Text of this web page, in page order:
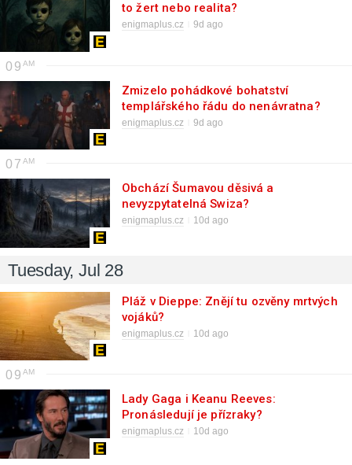
to žert nebo realita?
enigmaplus.cz 9d ago
09
Zmizelo pohádkové bohatství
templářského řádu do nenávratna?
enigmaplus.cz 9d ago
07
Obchází Šumavou děsivá a
nevyzpytatelná Swiza?
enigmaplus.cz 10d ago
Tuesday, Jul 28
Pláž v Dieppe: Znějí tu ozvěny mrtvých
vojáků?
enigmaplus.cz 10d ago
09
Lady Gaga i Keanu Reeves:
Pronásledují je přízraky?
enigmaplus.cz 10d ago